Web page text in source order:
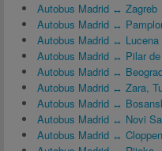
Autobus Madrid ↔ Zagreb
Autobus Madrid ↔
Autobus Madrid ↔ Lucena
Autobus Madrid ↔ Pilar de
Autobus Madrid ↔
Autobus Madrid ↔ Zara,
Autobus Madrid ↔
Autobus Madrid ↔ Novi
Autobus Madrid ↔